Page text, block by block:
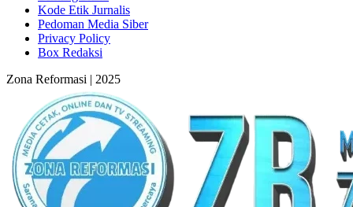
Kode Etik Jurnalis
Pedoman Media Siber
Privacy Policy
Box Redaksi
Zona Reformasi | 2025